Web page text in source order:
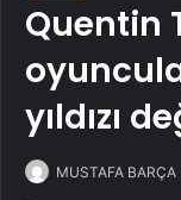
Quentin
yıldızı
MUSTAFA BARÇA